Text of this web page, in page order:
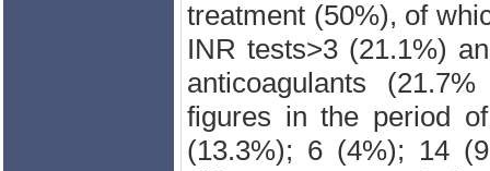
treatment (50%), of
INR tests>3 (21.1%)
anticoagulants
(
figures in the period of
(13.3%); 6 (4%); 14 (